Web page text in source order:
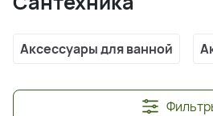
Аксессуары для ванной